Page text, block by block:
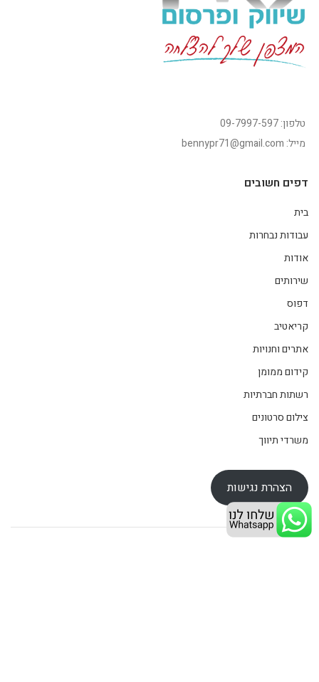
טלפון: 09-7997-597
מייל: bennypr71@gmail.com
דפים חשובים
בית
עבודות נבחרות
אודות
שירותים
דפוס
קריאטיב
אתרים וחנויות
קידום ממומן
רשתות חברתיות
צילום סרטונים
משרדי תיווך
הצהרת נגישות